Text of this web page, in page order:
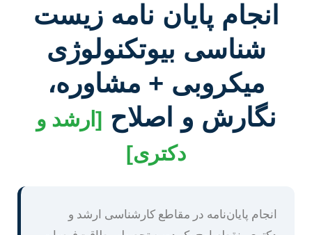
انجام پایان نامه زیست
شناسی بیوتکنولوژی
میکروبی + مشاوره،
نگارش و اصلاح [ارشد و
دکتری]
انجام پایان‌نامه در مقاطع کارشناسی ارشد و